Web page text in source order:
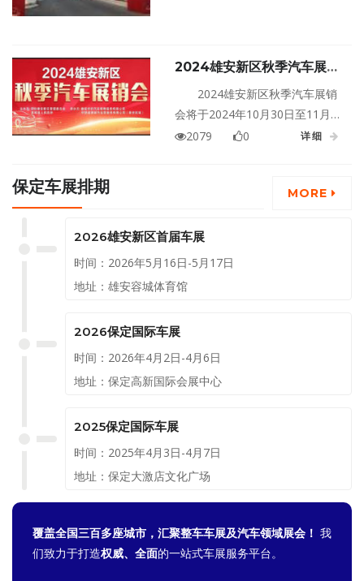
20000元和新区补贴7500元的双
重政策，置换补贴最高享受省内
最高补贴15000元和新区补贴
7500元的双重政策，让消费者能
2024雄安新区秋季汽车展销
2024雄安新区秋季汽车展销
会将于2024年10月30日至11月3
日在河北保定雄安新区一号营地
2079 0 详细
保定车展排期 MORE
2026雄安新区首届车展
时间：2026年5月16日-5月17日
地址：雄安容城体育馆
2026保定国际车展
时间：2026年4月2日-4月6日
地址：保定高新国际会展中心
2025保定国际车展
时间：2025年4月3日-4月7日
地址：保定大激店文化广场
覆盖全国三百多座城市，汇聚整车车展及汽车领域展会！ 我
们致力于打造权威、全面的一站式车展服务平台。